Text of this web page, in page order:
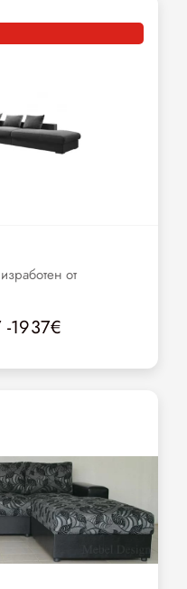
от
1937€